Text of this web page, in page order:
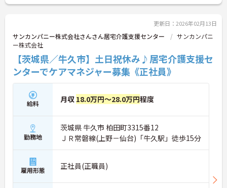
更新日：2026年02月13日
サンカンパニー株式会社さんさん居宅介護支援センター
サンカンパニ
ー株式会社
【茨城県／牛久市】土日祝休み♪居宅介護支援セ
ンターでケアマネジャー募集《正社員》
給料 月収 18.0万円～28.0万円程度
勤務地
茨城県 牛久市 柏田町3315番12
ＪＲ常磐線(上野－仙台)「牛久駅」徒歩15分
雇用形態 正社員(正職員)